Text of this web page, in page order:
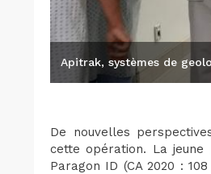
Apitrak, systèmes de
De nouvelles
cette opération. La jeune
Paragon ID (CA 2020 :